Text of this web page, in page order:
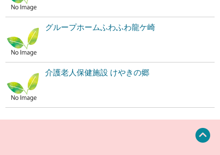
グループホームふわふわ龍ケ崎
介護老人保健施設 けやきの郷